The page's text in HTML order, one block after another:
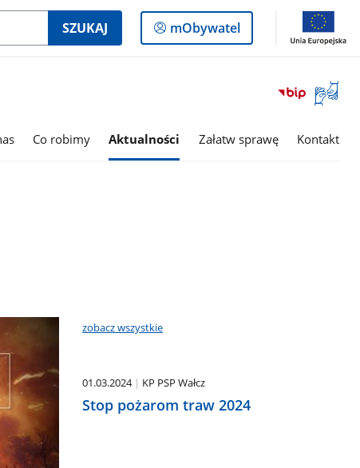
SZUKAJ
Logowanie
do
mObywatel
Otwórz
okno
Co robimy Aktualności Załatw sprawę Kontakt
zobacz wszystkie
01.03.2024 KP PSP Wałcz
Stop pożarom traw 2024